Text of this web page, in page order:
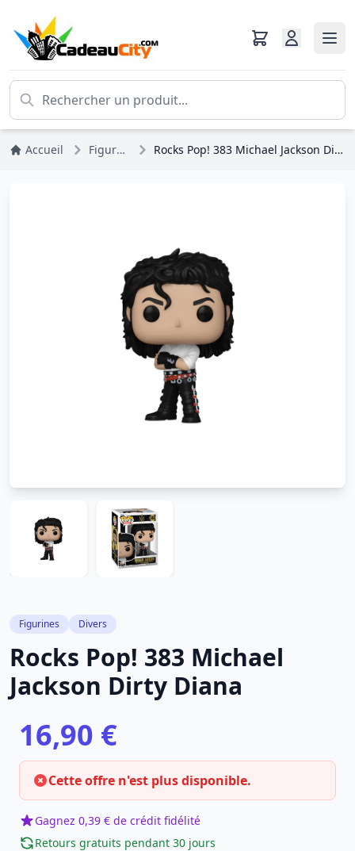
Accueil Figurines Rocks Pop! 383 Michael Jackson Dirty Diana
Figurines Divers
Rocks Pop! 383 Michael
Jackson Dirty Diana
16,90 €
Cette offre n'est plus disponible.
Gagnez 0,39 € de crédit fidélité
Retours gratuits pendant 30 jours